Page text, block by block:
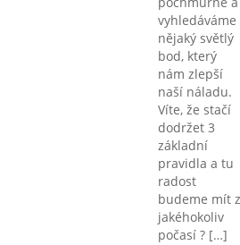
vyhledáváme
nějaký světlý
bod, který
nám zlepší
naší náladu.
Víte, že stačí
dodržet 3
základní
pravidla a tu
radost
budeme mít z
jakéhokoliv
počasí ? […]